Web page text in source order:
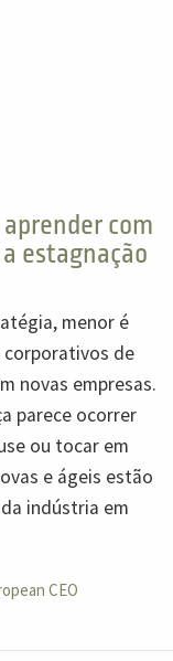
com
estagnação
menor é
corporativos de
novas empresas.
parece ocorrer
ou tocar em
e ágeis estão
indústria em
CEO